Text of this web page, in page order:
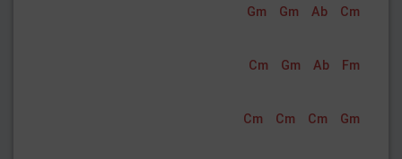
Gm Gm Ab Cm
Cm Gm Ab Fm
Cm Cm Cm Gm